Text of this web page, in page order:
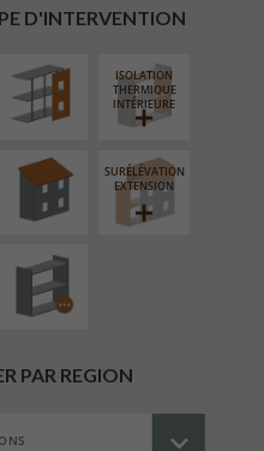
D'INTERVENTION
LINÉAIRE
ISOLATION
THERMIQUE
INTÉRIEURE
RÉFECTION DES
TOITURES
SURÉLÉVATION
EXTENSION
PROCÉDÉ
PARTICULIER
PAR REGION